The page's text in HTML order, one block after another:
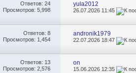
Ответов: 24
Просмотров: 5,998
yula2012
26.07.2026 11:45
Ответов: 8
Просмотров: 1,454
andronik1979
22.07.2026 18:47
Ответов: 13
Просмотров: 2,576
on
15.06.2026 12:35